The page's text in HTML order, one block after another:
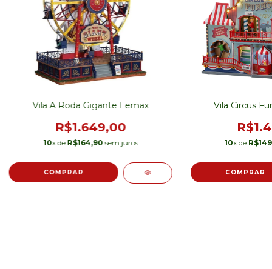
Vila A Roda Gigante Lemax
R$1.649,00
10x de R$164,90 sem juros
Vila Circus
10x de